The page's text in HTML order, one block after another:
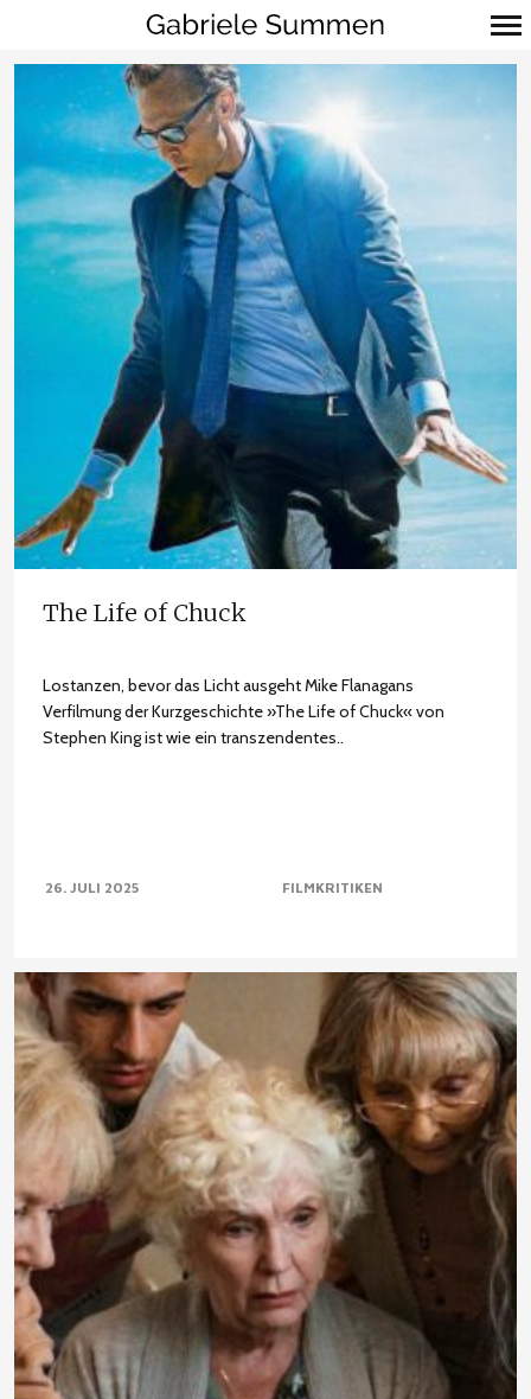
Primär-
Navigation
The Life of Chuck
Lostanzen, bevor das Licht ausgeht Mike Flanagans
Verfilmung der Kurzgeschichte »The Life of Chuck« von
Stephen King ist wie ein transzendentes..
26. JULI 2025 FILMKRITIKEN